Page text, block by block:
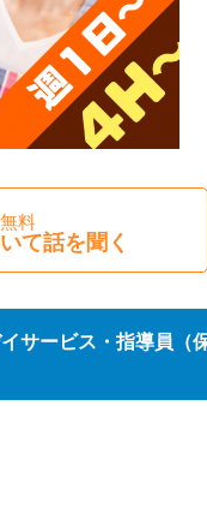
料
て話を聞く
イサービス・指導員